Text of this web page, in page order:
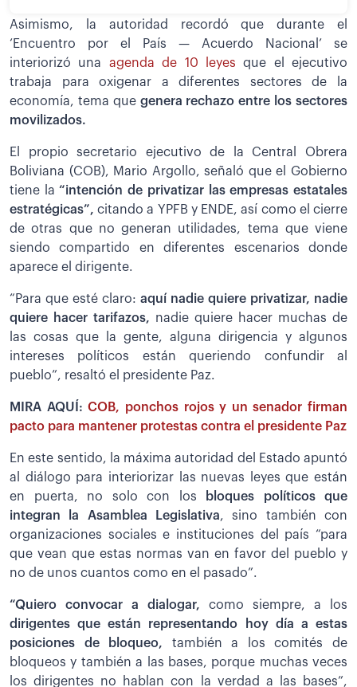
Asimismo, la autoridad recordó que durante el
‘Encuentro por el País — Acuerdo Nacional’ se
interiorizó una agenda de 10 leyes que el ejecutivo
trabaja para oxigenar a diferentes sectores de la
economía, tema quegenera rechazo entre los sectores
movilizados.
El propio secretario ejecutivo de la Central Obrera
Boliviana (COB), Mario Argollo, señaló que el Gobierno
tiene la“intención de privatizar las empresas estatales
estratégicas”,citando a YPFB y ENDE, así como el cierre
de otras que no generan utilidades, tema que viene
siendo compartido en diferentes escenarios donde
aparece el dirigente.
“Para que esté claro: aquí nadie quiere privatizar, nadie
quiere hacer tarifazos, nadie quiere hacer muchas de
las cosas que la gente, alguna dirigencia y algunos
intereses políticos están queriendo confundir al
pueblo”, resaltó el presidente Paz.
MIRA AQUÍ:COB, ponchos rojos y un senador firman
pacto para mantener protestas contra el presidente Paz
En este sentido, la máxima autoridad del Estado apuntó
al diálogo para interiorizar las nuevas leyes que están
en puerta, no solo con los
bloques políticos que
integran la Asamblea Legislativa, sino también con
organizaciones sociales e instituciones del país “para
que vean que estas normas van en favor del pueblo y
no de unos cuantos como en el pasado”.
“Quiero convocar a dialogar, como siempre, a los
dirigentes que están representando hoy día a estas
posiciones de bloqueo, también a los comités de
bloqueos y también a las bases, porque muchas veces
los dirigentes no hablan con la verdad a las bases”,